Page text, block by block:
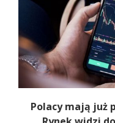
Polacy mają już